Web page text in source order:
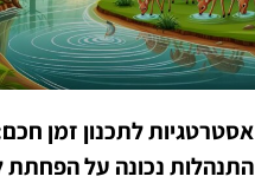
אסטרטגיות לתכנון זמן
התנהלות נכונה על